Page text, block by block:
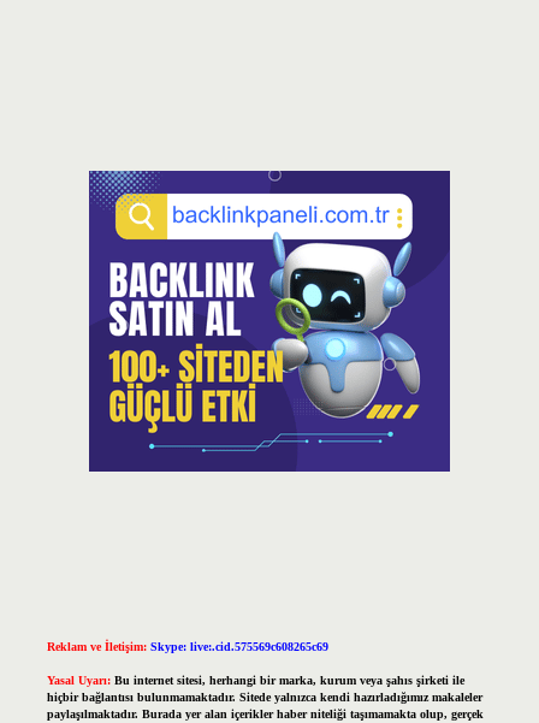
Reklam ve İletişim: Skype: live:.cid.575569c608265c69
Yasal Uyarı: Bu internet sitesi, herhangi bir marka, kurum veya şahıs şirketi ile
hiçbir bağlantısı bulunmamaktadır. Sitede yalnızca kendi hazırladığımız makaleler
paylaşılmaktadır. Burada yer alan içerikler haber niteliği taşımamakta olup, gerçek